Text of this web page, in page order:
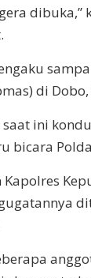
dibuka,”
di
saat ini
bicara
Kapolres